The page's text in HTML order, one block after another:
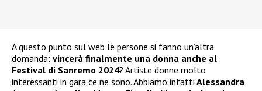
A questo punto sul web le persone si fanno un’altra
domanda: vincerà finalmente una donna anche al
Festival di Sanremo 2024? Artiste donne molto
interessanti in gara ce ne sono. Abbiamo infatti Alessandra